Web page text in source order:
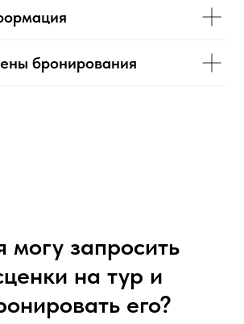
бронирования
могу запросить
на тур и
его?